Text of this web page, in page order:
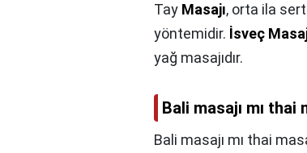
Tay Masajı, orta ila
yöntemidir. İsveç
yağ masajıdır.
Bali masajı mı thai
Bali masajı mı thai